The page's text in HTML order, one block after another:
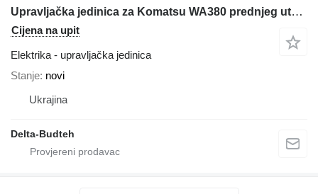
Upravljačka jedinica za Komatsu WA380 prednjeg utovarivača
Cijena na upit
Elektrika - upravljačka jedinica
Stanje novi
Ukrajina
Delta-Budteh